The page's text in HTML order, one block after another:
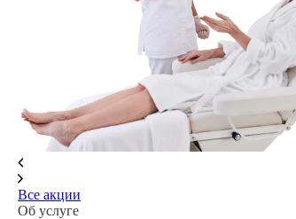
Все акции
Об услуге